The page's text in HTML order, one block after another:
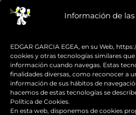
Información de las
EDGAR GARCIA EGEA, en su Web,
cookies y otras tecnologías similares
información cuando navegas. Estas
finalidades diversas, como reconocer a
información de sus hábitos de
hacemos de estas tecnologías se
Política de Cookies.
En esta web, disponemos de cookies
NUESTRAS